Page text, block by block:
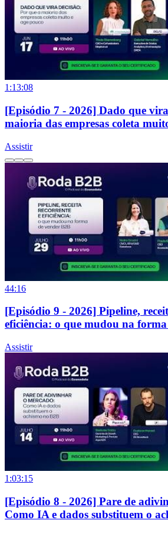
1:13:08
[Episódio 7 - 2026] Dado que
maioria das empresas coleta
Assistir
44:16
[Episódio 9 - 2026] Pipeline,
eficiência: o que mudou na
Assistir
1:03:15
[Episódio 8 - 2026] Pare de
Como IA e dados substituem o